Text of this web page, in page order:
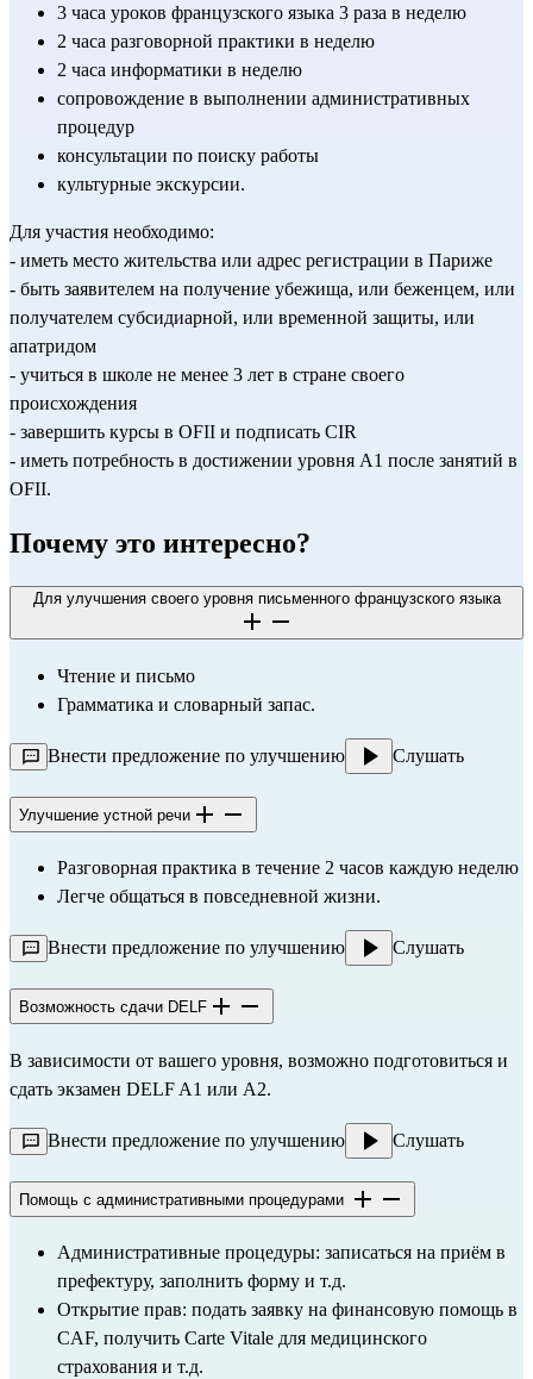
3 часа уроков французского языка 3 раза в неделю
2 часа разговорной практики в неделю
2 часа информатики в неделю
сопровождение в выполнении административных
процедур
консультации по поиску работы
культурные экскурсии.
Для участия необходимо:
- иметь место жительства или адрес регистрации в Париже
- быть заявителем на получение убежища, или беженцем, или
получателем субсидиарной, или временной защиты, или
апатридом
- учиться в школе не менее 3 лет в стране своего
происхождения
- завершить курсы в OFII и подписать CIR
- иметь потребность в достижении уровня А1 после занятий в
OFII.
Почему это интересно?
Для улучшения своего уровня письменного французского языка
Чтение и письмо
Грамматика и словарный запас.
Внести предложение по улучшению Слушать
Улучшение устной речи
Разговорная практика в течение 2 часов каждую неделю
Легче общаться в повседневной жизни.
Внести предложение по улучшению Слушать
Возможность сдачи DELF
В зависимости от вашего уровня, возможно подготовиться и
сдать экзамен DELF A1 или A2.
Внести предложение по улучшению Слушать
Помощь с административными процедурами
Административные процедуры: записаться на приём в
префектуру, заполнить форму и т.д.
Открытие прав: подать заявку на финансовую помощь в
CAF, получить Carte Vitale для медицинского
страхования и т.д.